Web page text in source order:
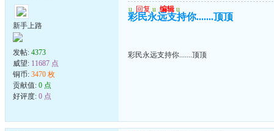
新手上路
发帖: 4373
威望: 11687 点
铜币: 3470 枚
贡献值: 0 点
好评度: 0 点
u 回复 u 编辑 u
彩民永远支持你.......顶顶
彩民永远支持你.......顶顶